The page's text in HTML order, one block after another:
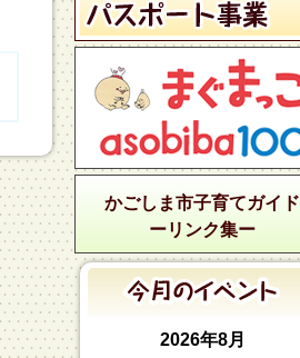
かごしま市子育てガイド
ーリンク集ー
2026年8月